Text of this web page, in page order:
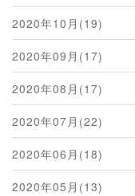
2020年10月(19)
2020年09月(17)
2020年08月(17)
2020年07月(22)
2020年06月(18)
2020年05月(13)